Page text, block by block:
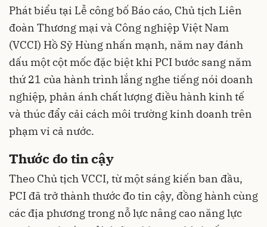
Phát biểu tại Lễ công bố Báo cáo, Chủ tịch Liên
đoàn Thương mại và Công nghiệp Việt Nam
(VCCI) Hồ Sỹ Hùng nhấn mạnh, năm nay đánh
dấu một cột mốc đặc biệt khi PCI bước sang năm
thứ 21 của hành trình lắng nghe tiếng nói doanh
nghiệp, phản ánh chất lượng điều hành kinh tế
và thúc đẩy cải cách môi trường kinh doanh trên
phạm vi cả nước.
Thước đo tin cậy
Theo Chủ tịch VCCI, từ một sáng kiến ban đầu,
PCI đã trở thành thước đo tin cậy, đồng hành cùng
các địa phương trong nỗ lực nâng cao năng lực